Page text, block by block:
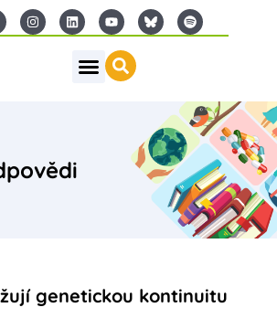
genetickou kontinuitu